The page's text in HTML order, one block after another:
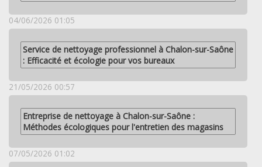
04/06/2026 01:05
Service de nettoyage professionnel à Chalon-sur-Saône
: Efficacité et écologie pour vos bureaux
21/05/2026 00:57
Entreprise de nettoyage à Chalon-sur-Saône :
Méthodes écologiques pour l'entretien des magasins
07/05/2026 01:02